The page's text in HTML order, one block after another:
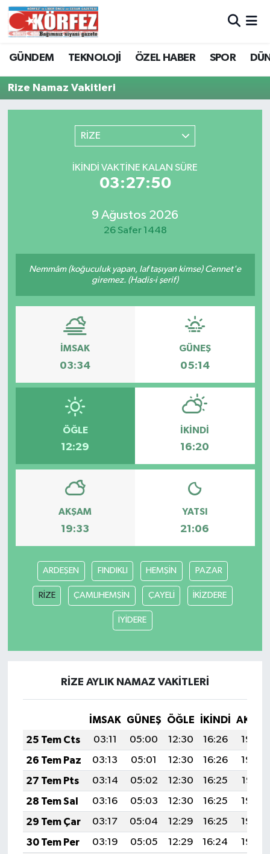
GÜNDEM TEKNOLOJİ ÖZEL HABER SPOR
Rize Namaz Vakitleri
RİZE
İKINDI VAKTINE KALAN SÜRE
03:27:50
9 Ağustos 2026
26 Safer 1448
Nemmâm (koğuculuk yapan, laf taşıyan kimse) Cennet'e
giremez. (Hadis-i şerif)
İMSAK
03:34
GÜNEŞ
05:14
ÖĞLE
12:29
İKINDI
16:20
AKŞAM
19:33
YATSI
21:06
ARDEŞEN FINDIKLI HEMŞİN PAZAR
RİZE ÇAMLIHEMŞİN ÇAYELİ İKİZDERE
İYİDERE
RİZE AYLIK NAMAZ VAKITLERI
İMSAK GÜNEŞ ÖĞLE İKINDI
25 Tem Cts
03:11 05:00 12:30 16:26
19:49
26 Tem Paz
03:13 05:01 12:30 16:26
19:48
27 Tem Pts
03:14 05:02 12:30 16:25
19:47
28 Tem Sal
03:16 05:03 12:30 16:25
19:46
29 Tem Çar
03:17 05:04 12:29 16:25
19:45
30 Tem Per
03:19 05:05 12:29 16:24
19:44
Trafik Durumu
Tüm Manşetler
Son Dakika Haberleri